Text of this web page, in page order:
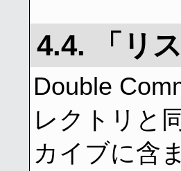
4.4. 「リ
Double
レクトリと
カイブに含